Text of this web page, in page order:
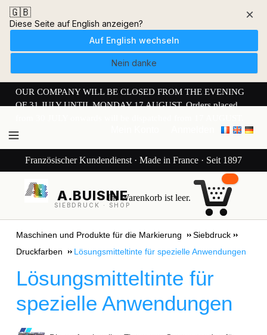
🇬🇧
Diese Seite auf English anzeigen?
Auf English wechseln
Nein danke
×
OUR COMPANY WILL BE CLOSED FROM THE EVENING
OF 31 JULY UNTIL MONDAY 17 AUGUST. Orders placed
Französischer Kundendienst · Made in France · Seit 1897
A.BUISINE
SIEBDRUCK · SHOP
Ihr Warenkorb ist leer.
Maschinen und Produkte für die Markierung
Siebdruck
Druckfarben
Lösungsmitteltinte für spezielle Anwendungen
Lösungsmitteltinte für
spezielle Anwendungen